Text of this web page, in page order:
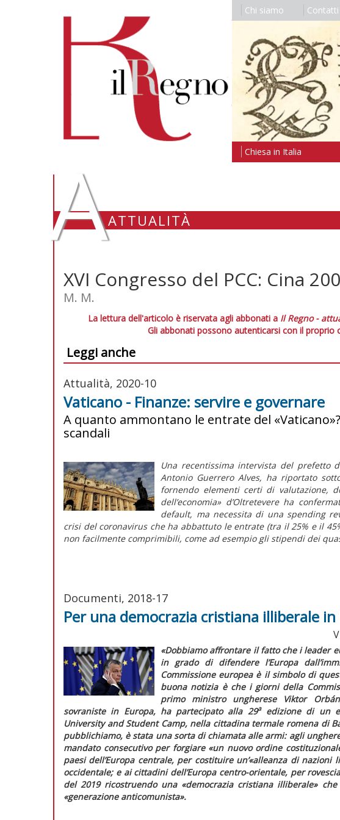
Chi siamo Contatti
Chiesa in Italia
AATTUALITÀ
XVI Congresso del PCC: Cina
M. M.
La lettura dell'articolo è riservata agli abbonati a Il Regno -
Gli abbonati possono autenticarsi con il proprio
Leggi anche
Attualità, 2020-10
Vaticano - Finanze: servire e governare
A quanto ammontano le entrate del
scandali
Una recentissima intervista del prefetto
Antonio Guerrero Alves, ha riportato
fornendo elementi certi di valutazione,
dell’economia» d’Oltretevere ha
default, ma necessita di una spending
crisi del coronavirus che ha abbattuto le entrate (tra il 25% e il
non facilmente comprimibili, come ad esempio gli stipendi dei
Documenti, 2018-17
Per una democrazia cristiana illiberale in
«Dobbiamo affrontare il fatto che i leader
in grado di difendere l’Europa
Commissione europea è il simbolo di
buona notizia è che i giorni della
primo ministro ungherese Viktor
sovraniste in Europa, ha partecipato alla 29aedizione di un
University and Student Camp, nella cittadina termale romena di
pubblichiamo, è stata una sorta di chiamata alle armi: agli
mandato consecutivo per forgiare «un nuovo ordine
paesi dell’Europa centrale, per costituire un’«alleanza di nazioni
occidentale; e ai cittadini dell’Europa centro-orientale, per
del 2019 ricostruendo una «democrazia cristiana illiberale»
«generazione anticomunista».